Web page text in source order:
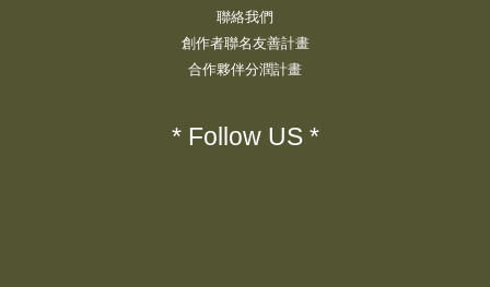
聯絡我們
創作者聯名友善計畫
合作夥伴分潤計畫
* Follow US *